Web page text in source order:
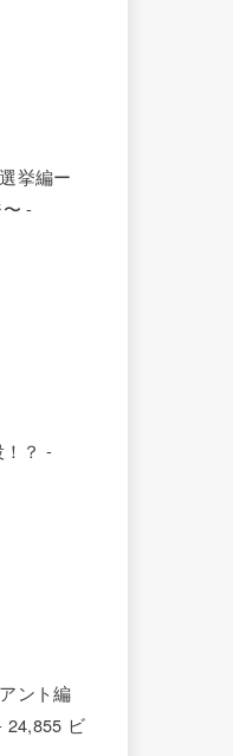
挙編ー
-
？ -
ント編
24,855 ビ